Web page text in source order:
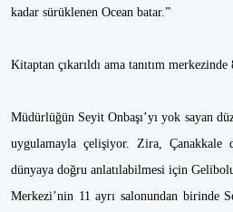
kadar sürüklenen Ocean batar.”
Kitaptan çıkarıldı ama tanıtım
Müdürlüğün Seyit Onbaşı’yı yok sayan
uygulamayla çelişiyor. Zira, Çanakkale
dünyaya doğru anlatılabilmesi için Gelibolu
Merkezi’nin 11 ayrı salonundan birinde